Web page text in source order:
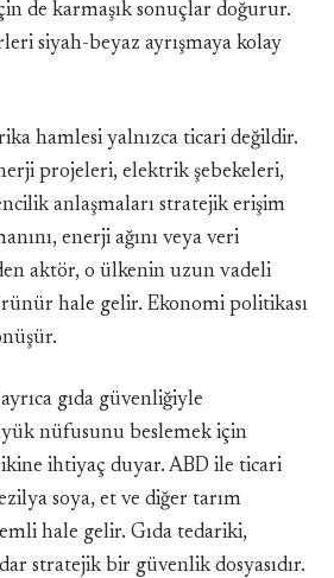
de karmaşık sonuçlar doğurur.
siyah-beyaz ayrışmaya kolay
hamlesi yalnızca ticari değildir.
projeleri, elektrik şebekeleri,
anlaşmaları stratejik erişim
enerji ağını veya veri
aktör, o ülkenin uzun vadeli
hale gelir. Ekonomi politikası
gıda güvenliğiyle
nüfusunu beslemek için
ihtiyaç duyar. ABD ile ticari
soya, et ve diğer tarım
hale gelir. Gıda tedariki,
stratejik bir güvenlik dosyasıdır.